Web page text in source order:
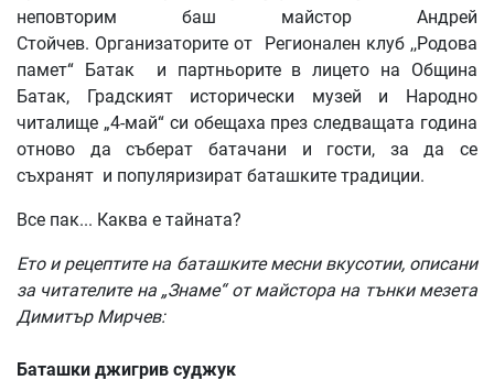
неповторим баш майстор Андрей
Стойчев. Организаторите от Регионален клуб ,,Родова
памет“ Батак и партньорите в лицето на Община
Батак, Градският исторически музей и Народно
читалище „4-май“ си обещаха през следващата година
отново да съберат батачани и гости, за да се
съхранят и популяризират баташките традиции.
Все пак... Каква е тайната?
Ето и рецептите на баташките месни вкусотии, описани
за читателите на„Знаме“от майстора на тънки мезета
Димитър Мирчев:
Баташки джигрив суджук